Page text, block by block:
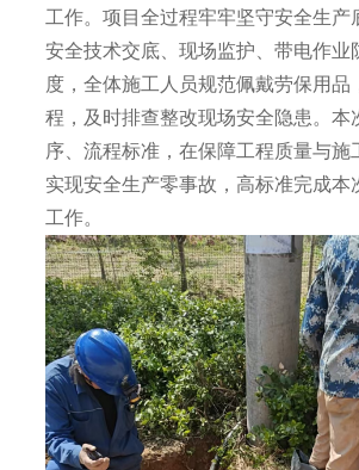
工作。项目全过程牢牢坚守安全生产
安全技术交底、现场监护、带电作业
度，全体施工人员规范佩戴劳保用品
程，及时排查整改现场安全隐患。本
序、流程标准，在保障工程质量与施
实现安全生产零事故，高标准完成本
工作。